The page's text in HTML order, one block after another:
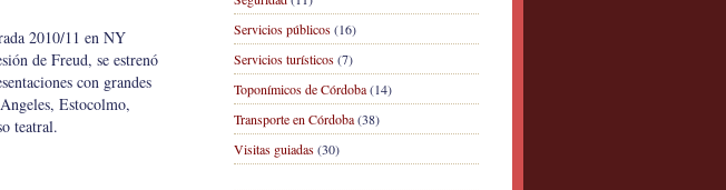
Servicios públicos(16)
Servicios turísticos(7)
Toponímicos de Córdoba(14)
Transporte en Córdoba(38)
Visitas guiadas(30)
2010/11 en NY
de Freud, se estrenó
con grandes
Estocolmo,
teatral.